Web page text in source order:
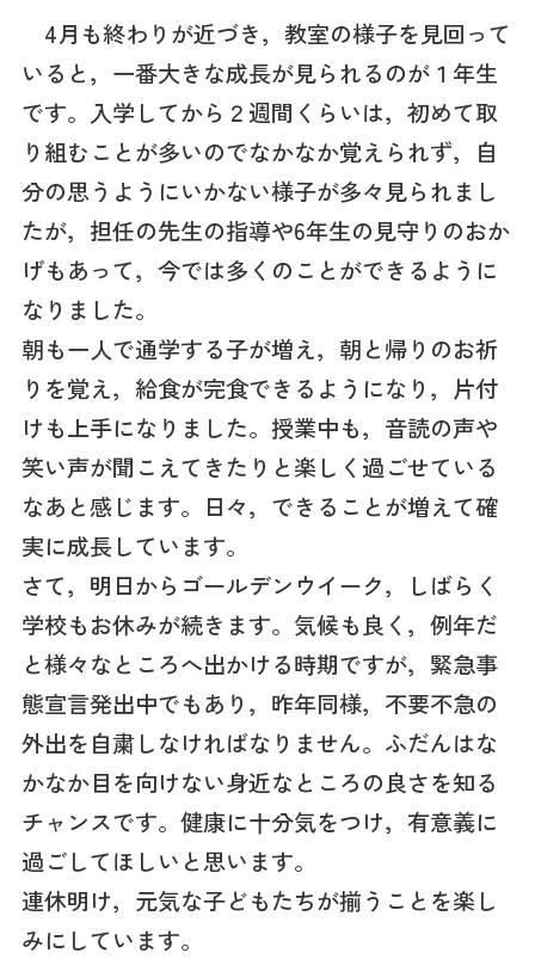
4月も終わりが近づき，教室の様子を見回って
いると，一番大きな成長が見られるのが１年生
です。入学してから２週間くらいは，初めて取
り組むことが多いのでなかなか覚えられず，自
分の思うようにいかない様子が多々見られまし
たが，担任の先生の指導や6年生の見守りのおか
げもあって，今では多くのことができるように
なりました。
朝も一人で通学する子が増え，朝と帰りのお祈
りを覚え，給食が完食できるようになり，片付
けも上手になりました。授業中も，音読の声や
笑い声が聞こえてきたりと楽しく過ごせている
なあと感じます。日々，できることが増えて確
実に成長しています。
さて，明日からゴールデンウイーク，しばらく
学校もお休みが続きます。気候も良く，例年だ
と様々なところへ出かける時期ですが，緊急事
態宣言発出中でもあり，昨年同様，不要不急の
外出を自粛しなければなりません。ふだんはな
かなか目を向けない身近なところの良さを知る
チャンスです。健康に十分気をつけ，有意義に
過ごしてほしいと思います。
連休明け，元気な子どもたちが揃うことを楽し
みにしています。